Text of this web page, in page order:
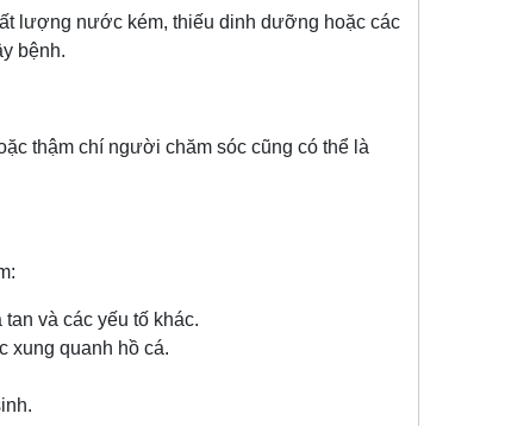
lượng nước kém, thiếu dinh dưỡng hoặc các
bệnh.
thậm chí người chăm sóc cũng có thể là
và các yếu tố khác.
xung quanh hồ cá.